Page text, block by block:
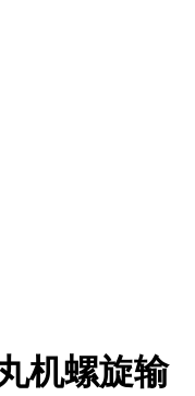
机螺旋输